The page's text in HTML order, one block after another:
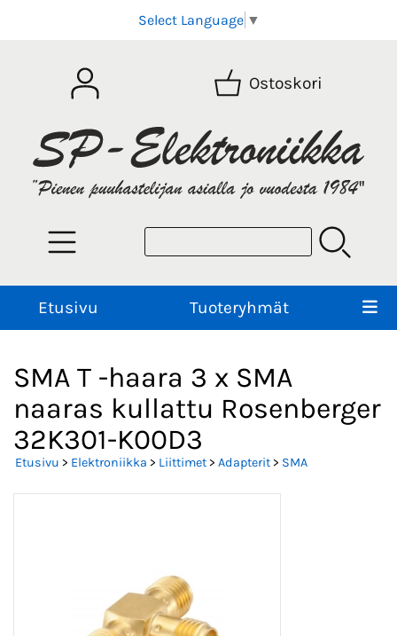
Select Language ▼
Ostoskori
Etusivu Tuoteryhmät
SMA T -haara 3 x SMA
naaras kullattu Rosenberger
32K301-K00D3
Etusivu > Elektroniikka > Liittimet> Adapterit> SMA